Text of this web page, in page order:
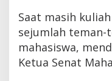
Saat masih
sejumlah teman-
mahasiswa,
Ketua Senat